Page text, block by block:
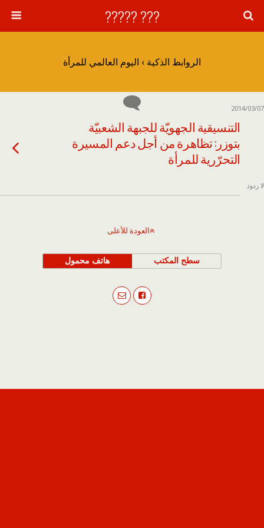
??? ?????
الروابط الذكية › اليوم العالمي للمرأة
2014/03/07
التنسيقية الجهويّة للجبهة الشعبيّة
بتوزر: تظاهرة من أجل دعم المسيرة
التحرّرية للمرأة
لا ردود
العودة للأعلى
هاتف محمول سطح المكتب